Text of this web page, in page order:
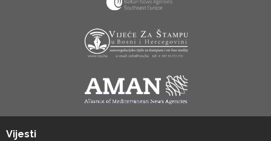
Vijesti